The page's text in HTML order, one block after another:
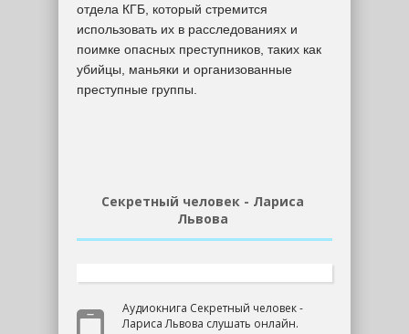
отдела КГБ, который стремится
использовать их в расследованиях и
поимке опасных преступников, таких как
убийцы, маньяки и организованные
преступные группы.
Секретный человек - Лариса
Львова
Аудиокнига Секретный человек -
Лариса Львова слушать онлайн.